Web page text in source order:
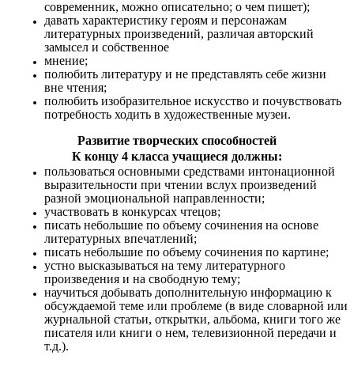
современник, можно описательно; о чем пишет);
давать характеристику героям и персонажам
литературных произведений, различая авторский
замысел и собственное
мнение;
полюбить литературу и не представлять себе жизни
вне чтения;
полюбить изобразительное искусство и почувствовать
потребность ходить в художественные музеи.
Развитие творческих способностей
К концу 4 класса учащиеся должны:
пользоваться основными средствами интонационной
выразительности при чтении вслух произведений
разной эмоциональной направленности;
участвовать в конкурсах чтецов;
писать небольшие по объему сочинения на основе
литературных впечатлений;
писать небольшие по объему сочинения по картине;
устно высказываться на тему литературного
произведения и на свободную тему;
научиться добывать дополнительную информацию к
обсуждаемой теме или проблеме (в виде словарной или
журнальной статьи, открытки, альбома, книги того же
писателя или книги о нем, телевизионной передачи и
т.д.).